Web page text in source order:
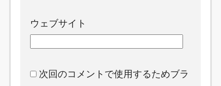
ウェブサイト
次回のコメントで使用するためブラ